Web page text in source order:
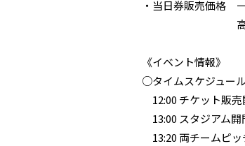
・当日券販売価格
高校生
《イベント情報》
○タイムスケジュール
12:00 チケット販売
13:00 スタジアム開
13:20 両チームピッ